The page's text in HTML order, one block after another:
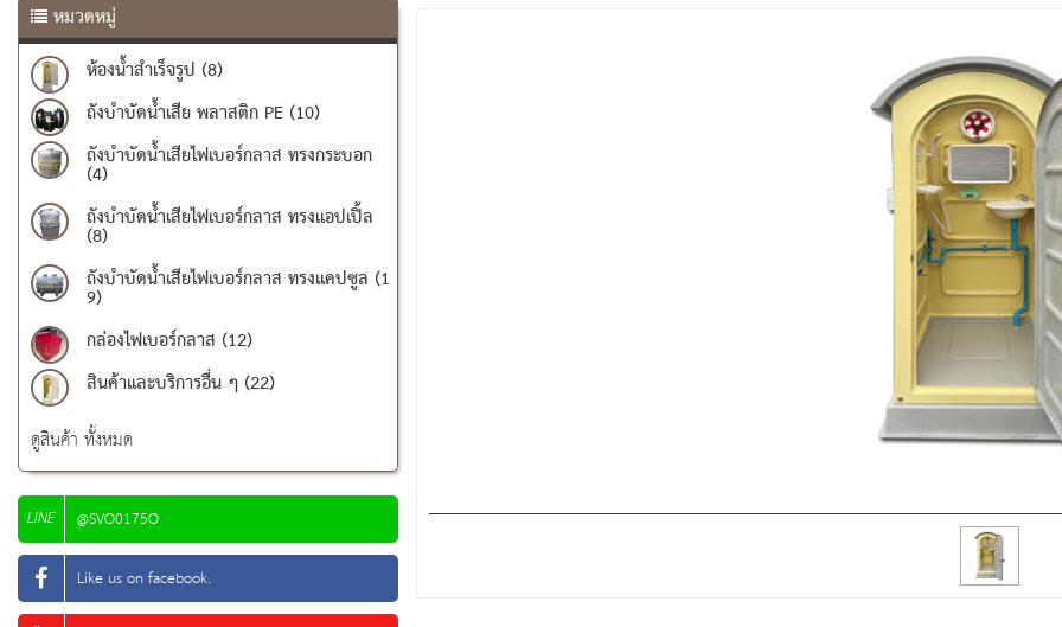
หมวดหมู่
ห้องน้ำสำเร็จรูป (8)
ถังบำบัดน้ำเสีย พลาสติก PE (10)
ถังบำบัดน้ำเสียไฟเบอร์กลาส ทรงกระบอก
(4)
ถังบำบัดน้ำเสียไฟเบอร์กลาส ทรงแอปเปิ้ล
(8)
ถังบำบัดน้ำเสียไฟเบอร์กลาส ทรงแคปซูล (1
9)
กล่องไฟเบอร์กลาส (12)
สินค้าและบริการอื่น ๆ (22)
ดูสินค้า ทั้งหมด
LINE @SVO0175O
Like us on facebook.